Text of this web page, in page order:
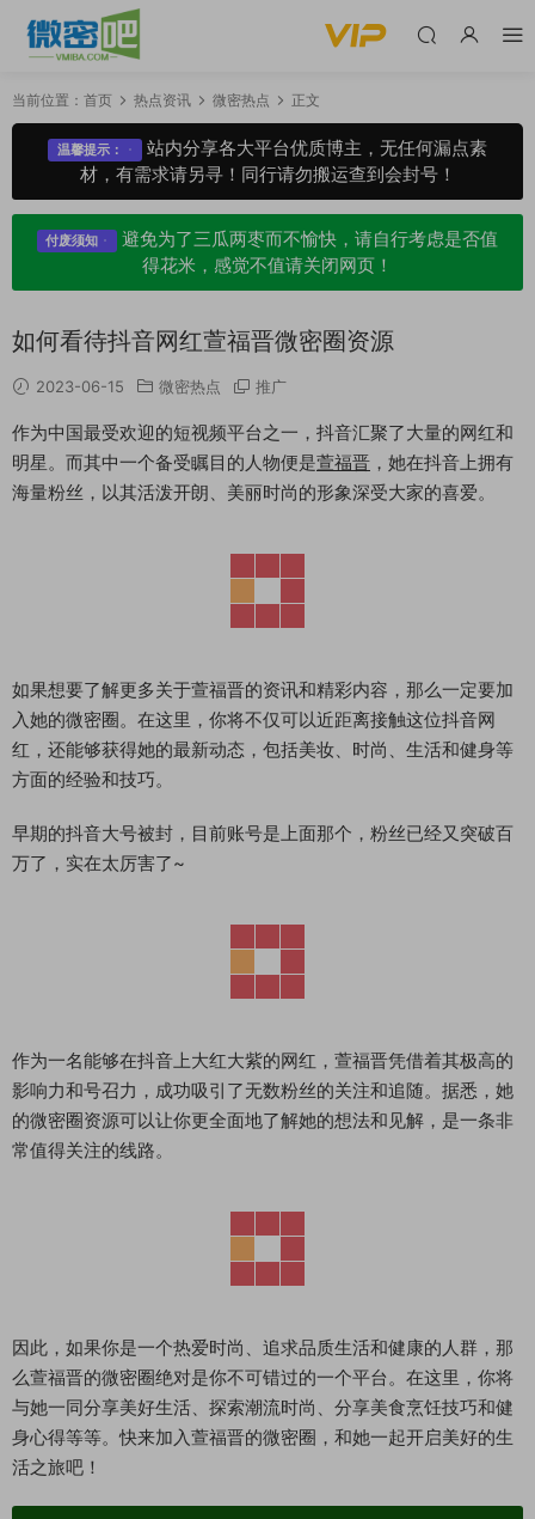
当前位置： 首页 热点资讯 微密热点 正文
温馨提示：
站内分享各大平台优质博主，无任何漏点素
材，有需求请另寻！同行请勿搬运查到会封号！
付废须知
避免为了三瓜两枣而不愉快，请自行考虑是否值
得花米，感觉不值请关闭网页！
如何看待抖音网红萱福晋微密圈资源
2023-06-15 微密热点 推广
作为中国最受欢迎的短视频平台之一，抖音汇聚了大量的网红和
明星。而其中一个备受瞩目的人物便是萱福晋 ，她在抖音上拥有
海量粉丝，以其活泼开朗、美丽时尚的形象深受大家的喜爱。
如果想要了解更多关于萱福晋的资讯和精彩内容，那么一定要加
入她的微密圈。在这里，你将不仅可以近距离接触这位抖音网
红，还能够获得她的最新动态，包括美妆、时尚、生活和健身等
方面的经验和技巧。
早期的抖音大号被封，目前账号是上面那个，粉丝已经又突破百
万了，实在太厉害了~
作为一名能够在抖音上大红大紫的网红，萱福晋凭借着其极高的
影响力和号召力，成功吸引了无数粉丝的关注和追随。据悉，她
的微密圈资源可以让你更全面地了解她的想法和见解，是一条非
常值得关注的线路。
因此，如果你是一个热爱时尚、追求品质生活和健康的人群，那
么萱福晋的微密圈绝对是你不可错过的一个平台。在这里，你将
与她一同分享美好生活、探索潮流时尚、分享美食烹饪技巧和健
身心得等等。快来加入萱福晋的微密圈，和她一起开启美好的生
活之旅吧！